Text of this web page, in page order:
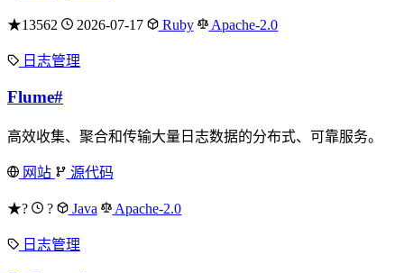
★13562 2026-07-17 Ruby Apache-2.0
日志管理
Flume#
高效收集、聚合和传输大量日志数据的分布式、可靠服务。
网站 源代码
★? ? Java Apache-2.0
日志管理